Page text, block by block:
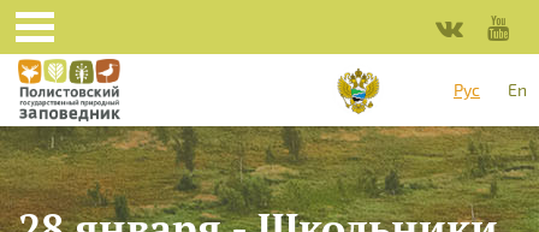
Перейти к основному содержанию
Рус
En